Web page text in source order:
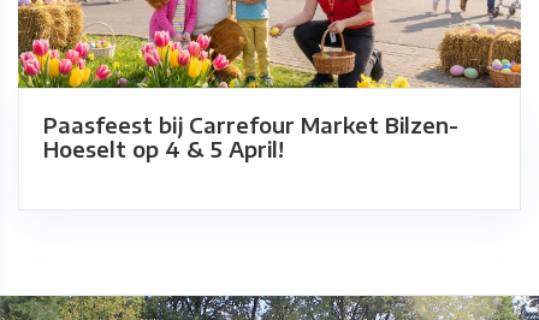
Paasfeest bij Carrefour Market Bilzen-
Hoeselt op 4 & 5 April!